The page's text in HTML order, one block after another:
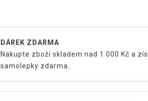
DÁREK ZDARMA
Nakupte zboží skladem nad 1 000 Kč a
samolepky zdarma.